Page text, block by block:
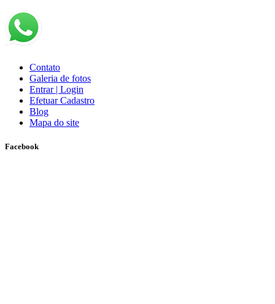
Contato
Galeria de fotos
Entrar | Login
Efetuar Cadastro
Blog
Mapa do site
Facebook